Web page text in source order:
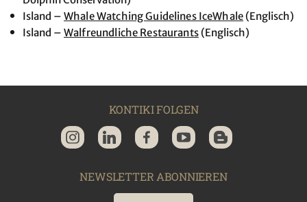
Island – Whale Watching Guidelines IceWhale (Englisch)
Island – Walfreundliche Restaurants(Englisch)
KONTIKI FOLGEN
NEWSLETTER ABONNIEREN